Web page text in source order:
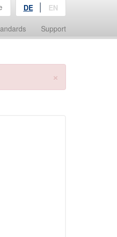
Support
DE EN
×